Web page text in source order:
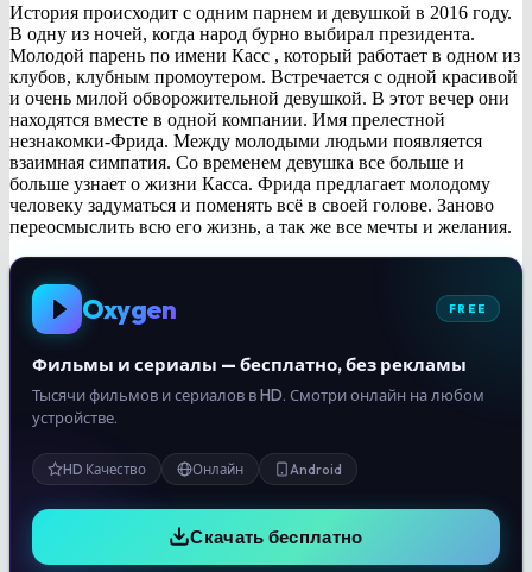
История происходит с одним парнем и девушкой в 2016 году.
В одну из ночей, когда народ бурно выбирал президента.
Молодой парень по имени Касс , который работает в одном из
клубов, клубным промоутером. Встречается с одной красивой
и очень милой обворожительной девушкой. В этот вечер они
находятся вместе в одной компании. Имя прелестной
незнакомки-Фрида. Между молодыми людьми появляется
взаимная симпатия. Со временем девушка все больше и
больше узнает о жизни Касса. Фрида предлагает молодому
человеку задуматься и поменять всё в своей голове. Заново
переосмыслить всю его жизнь, а так же все мечты и желания.
Oxygen FREE
Фильмы и сериалы — бесплатно, без рекламы
Тысячи фильмов и сериалов в HD. Смотри онлайн на любом
устройстве.
HD Качество Онлайн Android
Скачать бесплатно